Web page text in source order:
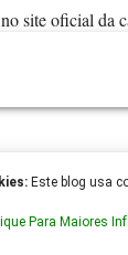
site oficial da
Este blog usa
Para Maiores